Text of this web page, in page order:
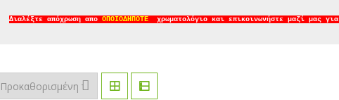
Διαλέξτε απόχρωση απο ΟΠΟΙΟΔΗΠΟΤΕ
χρωματολόγιο και επικοινωνήστε μαζί μας